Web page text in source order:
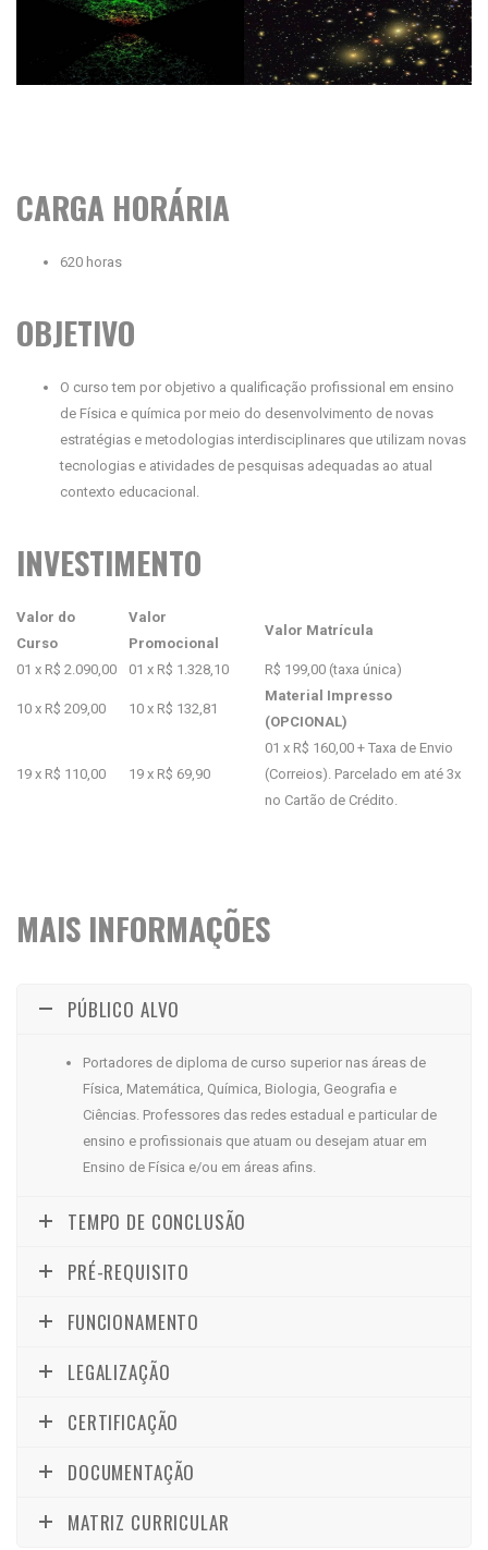
CARGA HORÁRIA
620 horas
OBJETIVO
O curso tem por objetivo a qualificação profissional em ensino
de Física e química por meio do desenvolvimento de novas
estratégias e metodologias interdisciplinares que utilizam novas
tecnologias e atividades de pesquisas adequadas ao atual
contexto educacional.
INVESTIMENTO
Valor do
Curso
Valor
Promocional
Valor Matrícula
01 x R$ 2.090,00 01 x R$ 1.328,10 R$ 199,00 (taxa única)
10 x R$ 209,00 10 x R$ 132,81
Material Impresso
(OPCIONAL)
19 x R$ 110,00 19 x R$ 69,90
01 x R$ 160,00 + Taxa de Envio
(Correios). Parcelado em até 3x
no Cartão de Crédito.
MAIS INFORMAÇÕES
PÚBLICO ALVO
Portadores de diploma de curso superior nas áreas de
Física, Matemática, Química, Biologia, Geografia e
Ciências. Professores das redes estadual e particular de
ensino e profissionais que atuam ou desejam atuar em
Ensino de Física e/ou em áreas afins.
TEMPO DE CONCLUSÃO
PRÉ-REQUISITO
FUNCIONAMENTO
LEGALIZAÇÃO
CERTIFICAÇÃO
DOCUMENTAÇÃO
MATRIZ CURRICULAR